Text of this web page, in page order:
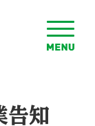
toggle
menu
告知